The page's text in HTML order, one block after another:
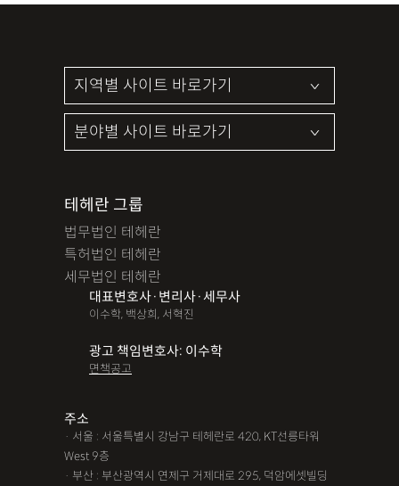
테헤란 그룹
법무법인 테헤란
특허법인 테헤란
세무법인 테헤란
대표변호사·변리사·세무사
이수학, 백상희, 서혁진
광고 책임변호사: 이수학
면책공고
주소
· 서울 : 서울특별시 강남구 테헤란로 420, KT선릉타워
West 9층
· 부산 : 부산광역시 연제구 거제대로 295, 덕암에셋빌딩